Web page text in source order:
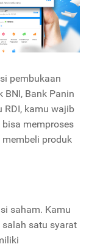
pembukaan
BNI, Bank Panin
RDI, kamu wajib
bisa memproses
produk
saham. Kamu
satu syarat